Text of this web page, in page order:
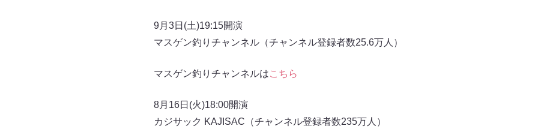
9月3日(土)19:15開演
マスゲン釣りチャンネル（チャンネル登録者数25.6万人）
マスゲン釣りチャンネルはこちら
8月16日(火)18:00開演
カジサック KAJISAC（チャンネル登録者数235万人）